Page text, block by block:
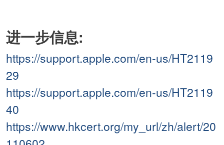
进一步信息:
https://support.apple.com/en-us/HT2119
29
https://support.apple.com/en-us/HT2119
40
https://www.hkcert.org/my_url/zh/alert/20